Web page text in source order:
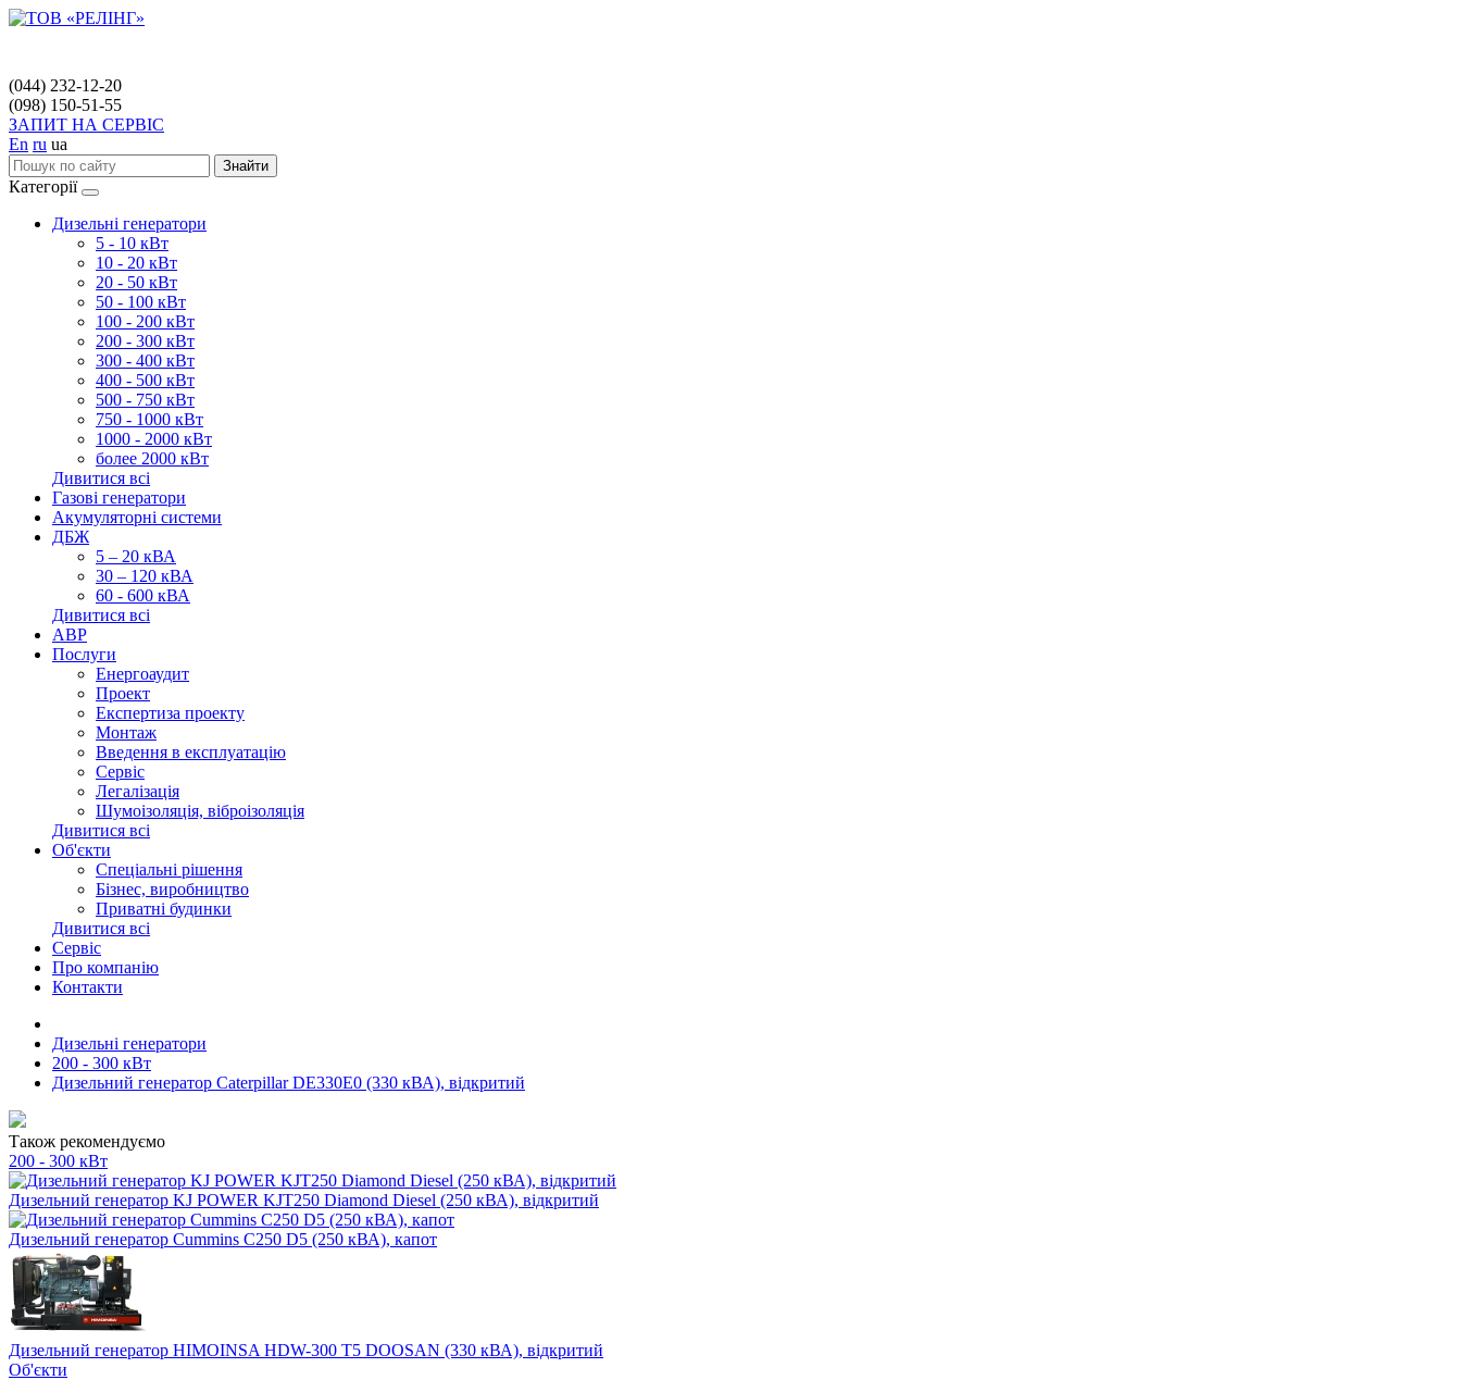
(044) 232-12-20
(098) 150-51-55
ЗАПИТ НА СЕРВІС
En ru ua
Знайти
Категорії
Дизельні генератори
5 - 10 кВт
10 - 20 кВт
20 - 50 кВт
50 - 100 кВт
100 - 200 кВт
200 - 300 кВт
300 - 400 кВт
400 - 500 кВт
500 - 750 кВт
750 - 1000 кВт
1000 - 2000 кВт
более 2000 кВт
Дивитися всі
Газові генератори
Акумуляторні системи
ДБЖ
5 – 20 кВА
30 – 120 кВА
60 - 600 кВА
Дивитися всі
АВР
Послуги
Енергоаудит
Проект
Експертиза проекту
Монтаж
Введення в експлуатацію
Сервіс
Легалізація
Шумоізоляція, віброізоляція
Дивитися всі
Об'єкти
Спеціальні рішення
Бізнес, виробництво
Приватні будинки
Дивитися всі
Сервіс
Про компанію
Контакти
Дизельні генератори
200 - 300 кВт
Дизельний генератор Caterpillar DE330E0 (330 кВА), відкритий
Також рекомендуємо
200 - 300 кВт
Дизельний генератор KJ POWER KJT250 Diamond Diesel (250 кВА), відкритий
Дизельний генератор Cummins C250 D5 (250 кВА), капот
Дизельний генератор HIMOINSA HDW-300 T5 DOOSAN (330 кВА), відкритий
Об'єкти